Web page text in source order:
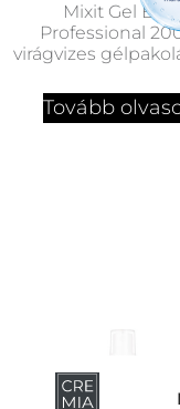
Mixit Gel
Professional
virágvizes
Tovább